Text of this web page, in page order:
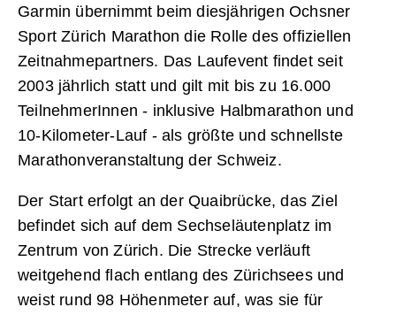
Garmin übernimmt beim diesjährigen Ochsner
Sport Zürich Marathon die Rolle des offiziellen
Zeitnahmepartners. Das Laufevent findet seit
2003 jährlich statt und gilt mit bis zu 16.000
TeilnehmerInnen - inklusive Halbmarathon und
10-Kilometer-Lauf - als größte und schnellste
Marathonveranstaltung der Schweiz.
Der Start erfolgt an der Quaibrücke, das Ziel
befindet sich auf dem Sechseläutenplatz im
Zentrum von Zürich. Die Strecke verläuft
weitgehend flach entlang des Zürichsees und
weist rund 98 Höhenmeter auf, was sie für